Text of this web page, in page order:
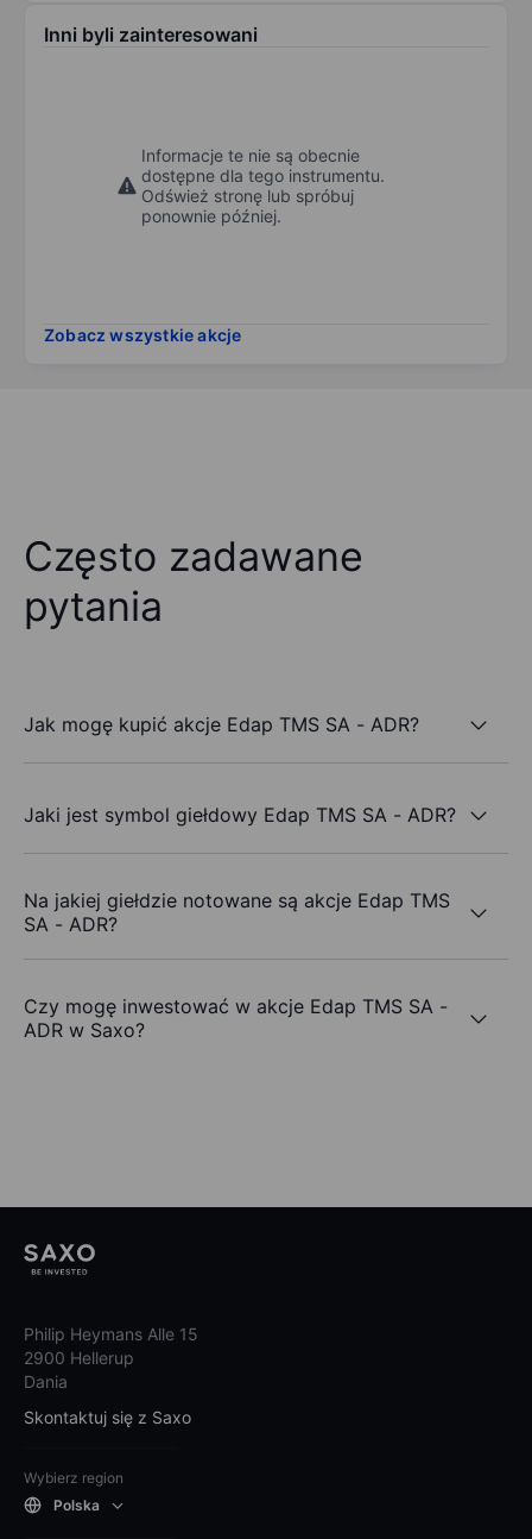
Inni byli zainteresowani
Informacje te nie są obecnie
dostępne dla tego instrumentu.
Odśwież stronę lub spróbuj
ponownie później.
Zobacz wszystkie akcje
Często zadawane
pytania
Jak mogę kupić akcje Edap TMS SA - ADR?
Jaki jest symbol giełdowy Edap TMS SA - ADR?
Na jakiej giełdzie notowane są akcje Edap TMS
SA - ADR?
Czy mogę inwestować w akcje Edap TMS SA -
ADR w Saxo?
Philip Heymans Alle 15
2900 Hellerup
Dania
Skontaktuj się z Saxo
Wybierz region
Polska